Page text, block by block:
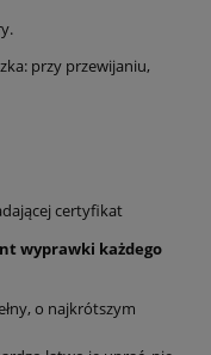
przy przewijaniu,
certyfikat
wyprawki każdego
o najkrótszym